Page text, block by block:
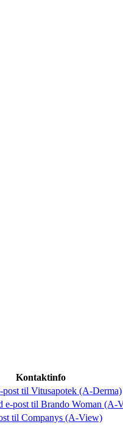
Kontaktinfo
post til Vitusapotek (A-Derma)
e-post til Brando Woman (A-
til Companys (A-View)